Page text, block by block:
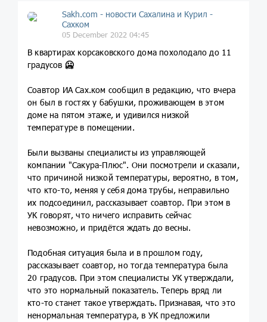
Sakh.com - новости Сахалина и Курил -
Сахком
05 December 2022 04:45
В квартирах корсаковского дома похолодало до 11
градусов 🥶
Соавтор ИА Сах.ком сообщил в редакцию, что вчера
он был в гостях у бабушки, проживающем в этом
доме на пятом этаже, и удивился низкой
температуре в помещении.
Были вызваны специалисты из управляющей
компании "Сакура-Плюс". Они посмотрели и сказали,
что причиной низкой температуры, вероятно, в том,
что кто-то, меняя у себя дома трубы, неправильно
их подсоединил, рассказывает соавтор. При этом в
УК говорят, что ничего исправить сейчас
невозможно, и придётся ждать до весны.
Подобная ситуация была и в прошлом году,
рассказывает соавтор, но тогда температура была
20 градусов. При этом специалисты УК утверждали,
что это нормальный показатель. Теперь вряд ли
кто-то станет такое утверждать. Признавая, что это
ненормальная температура, в УК предложили